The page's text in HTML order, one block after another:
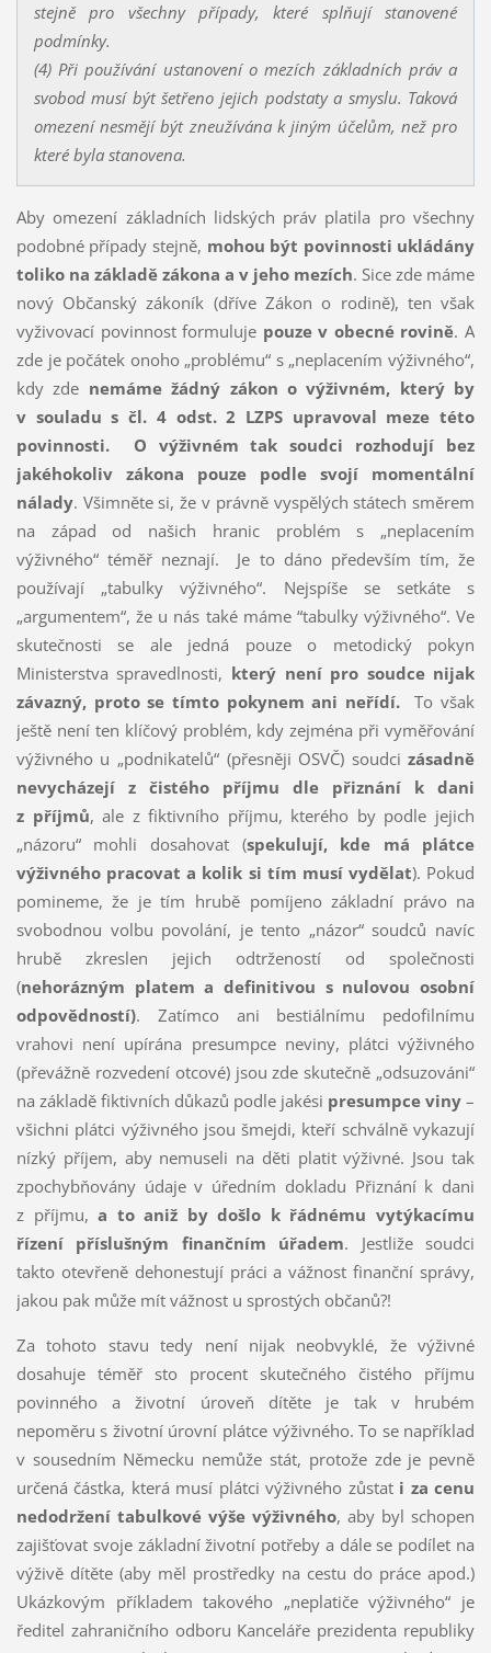
stejně pro všechny případy, které splňují stanovené
podmínky.
(4) Při používání ustanovení o mezích základních práv a
svobod musí být šetřeno jejich podstaty a smyslu. Taková
omezení nesmějí být zneužívána k jiným účelům, než pro
které byla stanovena.
Aby omezení základních lidských práv platila pro všechny
podobné případy stejně, mohou být povinnosti ukládány
toliko na základě zákona a v jeho mezích. Sice zde máme
nový Občanský zákoník (dříve Zákon o rodině), ten však
vyživovací povinnost formuluje pouze v obecné rovině. A
zde je počátek onoho „problému“ s „neplacením výživného“,
kdy zde nemáme žádný zákon o výživném, který by
v souladu s čl. 4 odst. 2 LZPS upravoval meze této
povinnosti. O výživném tak soudci rozhodují bez
jakéhokoliv zákona pouze podle svojí momentální
nálady. Všimněte si, že v právně vyspělých státech směrem
na západ od našich hranic problém s „neplacením
výživného“ téměř neznají. Je to dáno především tím, že
používají „tabulky výživného“. Nejspíše se setkáte s
„argumentem“, že u nás také máme “tabulky výživného“. Ve
skutečnosti se ale jedná pouze o metodický pokyn
Ministerstva spravedlnosti, který není pro soudce nijak
závazný, proto se tímto pokynem ani neřídí. To však
ještě není ten klíčový problém, kdy zejména při vyměřování
výživného u „podnikatelů“ (přesněji OSVČ) soudcizásadně
nevycházejí z čistého příjmu dle přiznání k dani
z příjmů, ale z fiktivního příjmu, kterého by podle jejich
„názoru“ mohli dosahovat (spekulují,
kde má plátce
výživného pracovat a kolik si tím musí vydělat). Pokud
pomineme, že je tím hrubě pomíjeno základní právo na
svobodnou volbu povolání, je tento „názor“ soudců navíc
hrubě zkreslen jejich odtržeností od společnosti
(nehorázným platem a definitivou s nulovou osobní
odpovědností). Zatímco ani bestiálnímu pedofilnímu
vrahovi není upírána presumpce neviny, plátci výživného
(převážně rozvedení otcové) jsou zde skutečně „odsuzováni“
na základě fiktivních důkazů podle jakési presumpce viny –
všichni plátci výživného jsou šmejdi, kteří schválně vykazují
nízký příjem, aby nemuseli na děti platit výživné. Jsou tak
zpochybňovány údaje v úředním dokladu Přiznání k dani
z příjmu,a to aniž by došlo k řádnému vytýkacímu
řízení příslušným finančním úřadem. Jestliže soudci
takto otevřeně dehonestují práci a vážnost finanční správy,
jakou pak může mít vážnost u sprostých občanů?!
Za tohoto stavu tedy není nijak neobvyklé, že výživné
dosahuje téměř sto procent skutečného čistého příjmu
povinného a životní úroveň dítěte je tak v hrubém
nepoměru s životní úrovní plátce výživného. To se například
v sousedním Německu nemůže stát, protože zde je pevně
určená částka, která musí plátci výživného zůstat i za cenu
nedodržení tabulkové výše výživného, aby byl schopen
zajišťovat svoje základní životní potřeby a dále se podílet na
výživě dítěte (aby měl prostředky na cestu do práce apod.)
Ukázkovým příkladem takového „neplatiče výživného“ je
ředitel zahraničního odboru Kanceláře prezidenta republiky